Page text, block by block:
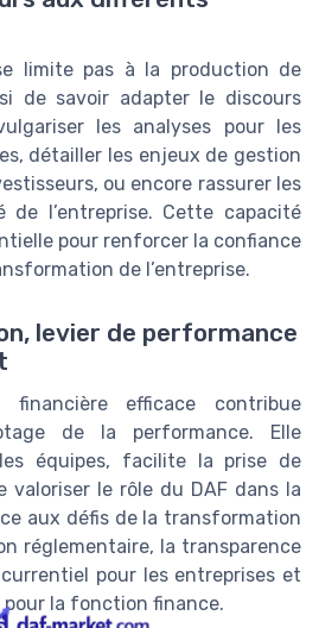
limite pas à la production de
de savoir adapter le discours
les analyses pour les
détailler les enjeux de gestion
ou encore rassurer les
l’entreprise. Cette capacité
pour renforcer la confiance
de l’entreprise.
levier de performance
financière efficace contribue
de la performance. Elle
équipes, facilite la prise de
valoriser le rôle du DAF dans la
aux défis de la transformation
réglementaire, la transparence
pour les entreprises et
la fonction finance.